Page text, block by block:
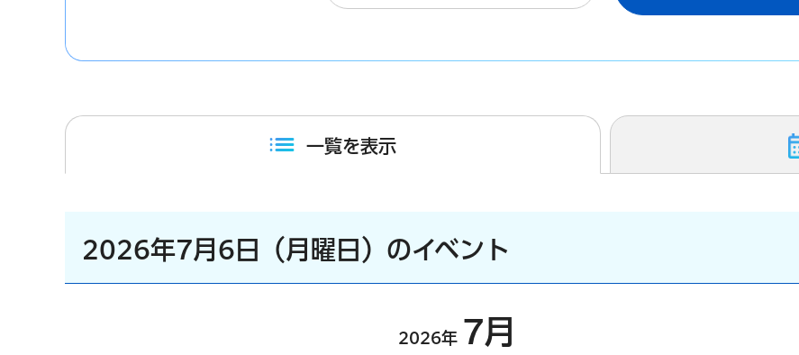
一覧を表示
2026年7月6日（月曜日）のイベント
2026年 7月